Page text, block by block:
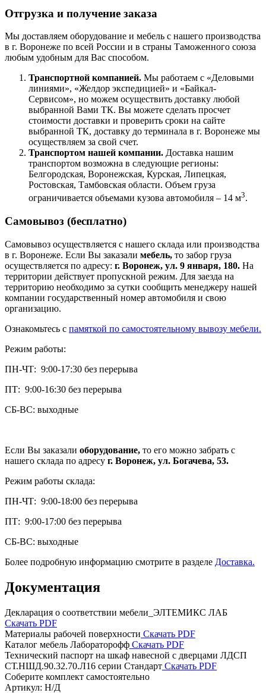
Отгрузка и получение заказа
Мы доставляем оборудование и мебель с нашего производства
в г. Воронеже по всей России и в страны Таможенного союза
любым удобным для Вас способом.
Транспортной компанией. Мы работаем с «Деловыми
линиями», «Желдор экспедицией» и «Байкал-
Сервисом», но можем осуществить доставку любой
выбранной Вами ТК. Вы можете сделать просчет
стоимости доставки и проверить сроки на сайте
выбранной ТК, доставку до терминала в г. Воронеже мы
осуществляем за свой счет.
Транспортом нашей компании. Доставка нашим
транспортом возможна в следующие регионы:
Белгородская, Воронежская, Курская, Липецкая,
Ростовская, Тамбовская области. Объем груза
ограничивается объемами кузова автомобиля – 14 м3.
Самовывоз (бесплатно)
Самовывоз осуществляется с нашего склада или производства
в г. Воронеже. Если Вы заказали мебель, то забор груза
осуществляется по адресу: г. Воронеж, ул. 9 января, 180. На
территории действует пропускной режим. Для заезда на
территорию необходимо за сутки сообщить менеджеру нашей
компании государственный номер автомобиля и свою
организацию.
Ознакомьтесь с памяткой по самостоятельному вывозу мебели.
Режим работы:
ПН-ЧТ: 9:00-17:30 без перерыва
ПТ: 9:00-16:30 без перерыва
СБ-ВС: выходные
Если Вы заказали оборудование, то его можно забрать с
нашего склада по адресу г. Воронеж, ул. Богачева, 53.
Режим работы склада:
ПН-ЧТ: 9:00-18:00 без перерыва
ПТ: 9:00-17:00 без перерыва
СБ-ВС: выходные
Более подробную информацию смотрите в разделе Доставка.
Документация
Декларация о соответствии мебели_ЭЛТЕМИКС ЛАБ
Скачать PDF
Материалы рабочей поверхности Скачать PDF
Каталог мебель Лабораторофф Скачать PDF
Технический паспорт на шкаф навесной с дверцами ЛДСП
СТ.НШД.90.32.70.Л16 серии Стандарт Скачать PDF
Соберите комплект самостоятельно
Артикул: Н/Д